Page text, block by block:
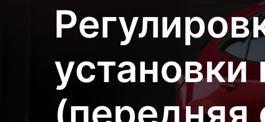
установки
(передняя